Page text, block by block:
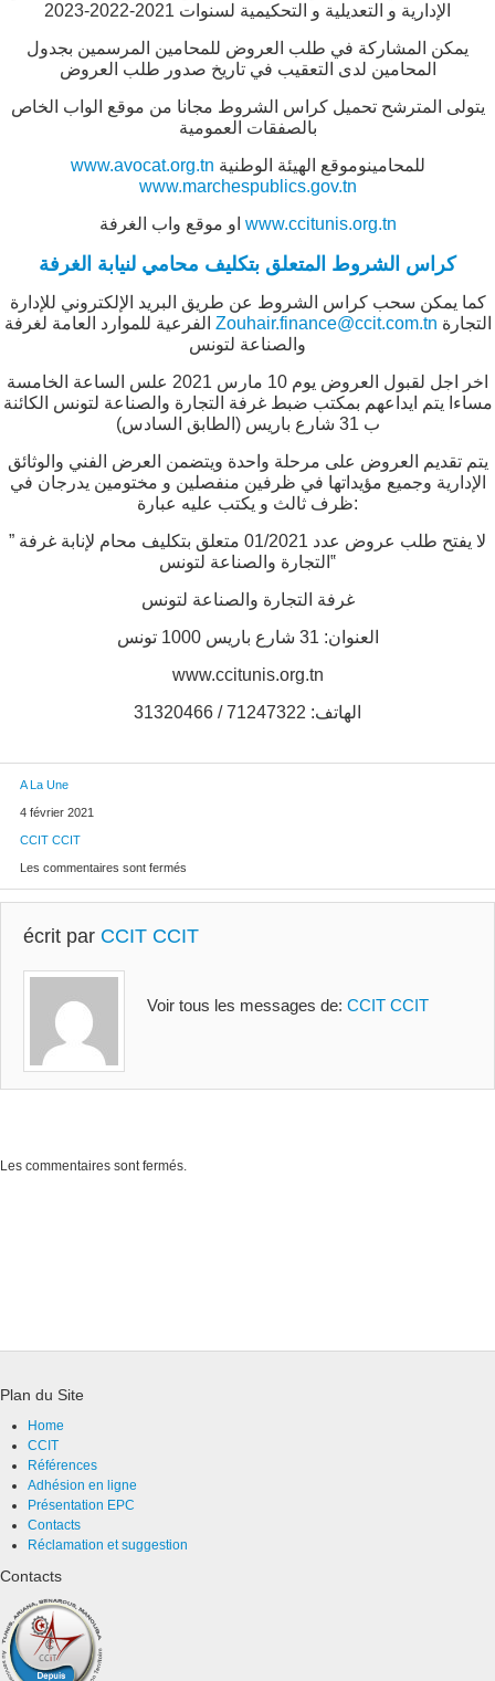
الإدارية و التعديلية و التحكيمية لسنوات 2021-2022-2023
يمكن المشاركة في طلب العروض للمحامين المرسمين بجدول
المحامين لدى التعقيب في تاريخ صدور طلب العروض
يتولى المترشح تحميل كراس الشروط مجانا من موقع الواب الخاص
بالصفقات العمومية
www.avocat.org.tn للمحامينوموقع الهيئة الوطنية
www.marchespublics.gov.tn
www.ccitunis.org.tn
كراس الشروط المتعلق بتكليف محامي لنيابة الغرفة
كما يمكن سحب كراس الشروط عن طريق البريد الإلكتروني للإدارة
Zouhair.finance@ccit.com.tn
والصناعة لتونس
اخر اجل لقبول العروض يوم 10 مارس 2021 علس الساعة الخامسة
مساءا يتم ايداعهم بمكتب ضبط غرفة التجارة والصناعة لتونس الكائنة
ب 31 شارع باريس (الطابق السادس)
يتم تقديم العروض على مرحلة واحدة ويتضمن العرض الفني والوثائق
الإدارية وجميع مؤيداتها في ظرفين منفصلين و مختومين يدرجان في
ظرف ثالث و يكتب عليه عبارة:
” لا يفتح طلب عروض عدد 01/2021 متعلق بتكليف محام لإنابة غرفة
التجارة والصناعة لتونس‟
غرفة التجارة والصناعة لتونس
العنوان: 31 شارع باريس 1000 تونس
www.ccitunis.org.tn
الهاتف: 71247322 /
31320466
A La Une
4 février 2021
CCIT CCIT
Les commentaires sont fermés
écrit par CCIT CCIT
Voir tous les messages de: CCIT CCIT
Les commentaires sont fermés.
Plan du Site
Home
CCIT
Références
Adhésion en ligne
Présentation EPC
Contacts
Réclamation et suggestion
Contacts